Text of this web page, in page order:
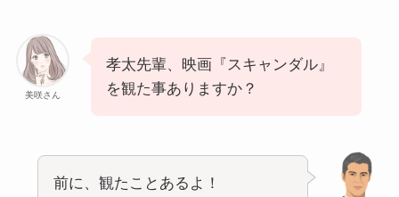
美咲さん
孝太先輩、映画『スキャンダル』
を観た事ありますか？
前に、観たことあるよ！